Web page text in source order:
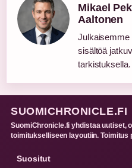
Mikael
Aaltonen
Julkaisemme
sisältöä
tarkistuksella.
SUOMICHRONICLE.FI
SuomiChronicle.fi yhdistaa uutiset,
toimitukselliseen layoutiin.
Suositut